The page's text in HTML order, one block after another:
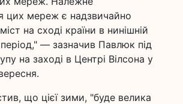
цих мереж є надзвичайно
на сході країни в нинішній
— зазначив Павлюк під
на заході в Центрі Вілсона у
що цієї зими, "буде велика